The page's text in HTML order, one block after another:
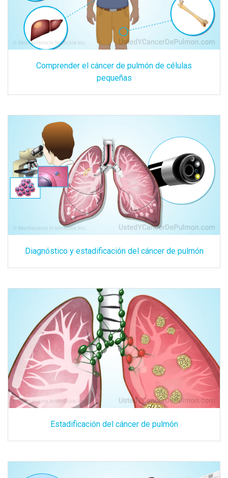
Comprender el cáncer de pulmón de células
pequeñas
Diagnóstico y estadificación del cáncer de pulmón
Estadificación del cáncer de pulmón